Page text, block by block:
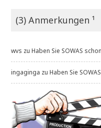
(3) Anmerkungen ¹
wvs zuHaben Sie SOWAS
ingaginga zuHaben Sie